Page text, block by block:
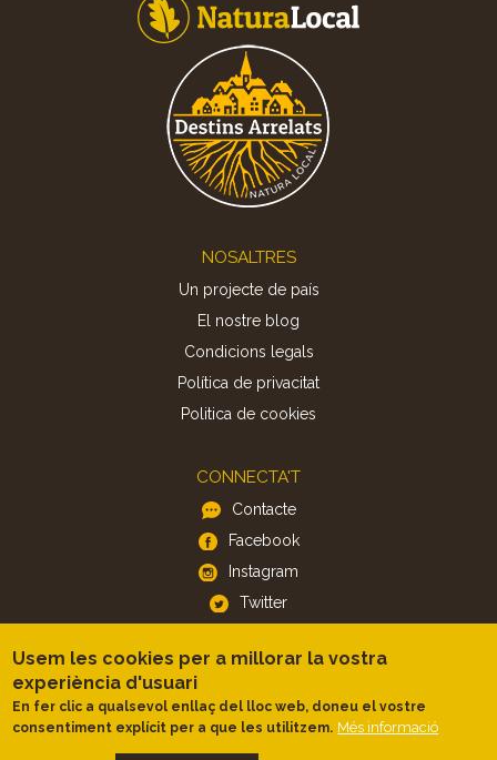
NOSALTRES
Un projecte de país
El nostre blog
Condicions legals
Política de privacitat
Politica de cookies
CONNECTA'T
Contacte
Facebook
Instagram
Twitter
APP
iOS
Android
Usem les cookies per a millorar la vostra
experiència d'usuari
En fer clic a qualsevol enllaç del lloc web, doneu el vostre
consentiment explícit per a que les utilitzem. Més informació